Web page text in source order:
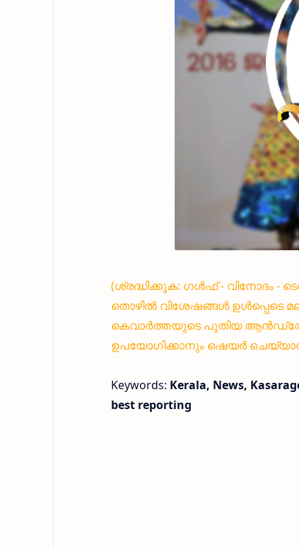
(ശ്രദ്ധിക്കുക: ഗൾഫ് - വിനോദം -
തൊഴിൽ വിശേഷങ്ങൾ ഉൾപ്പെടെ
കെവാർത്തയുടെ പുതിയ
ഉപയോഗിക്കാനും ഷെയർ
Keywords: Kerala, News,
best reporting